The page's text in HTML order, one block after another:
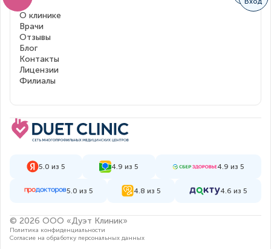
О клинике
Врачи
Отзывы
Блог
Контакты
Лицензии
Филиалы
5.0 из 5 4.9 из 5 4.9 из 5
5.0 из 5 4.8 из 5 4.6 из 5
© 2026 ООО «Дуэт Клиник»
Политика конфиденциальности
Согласие на обработку персональных данных